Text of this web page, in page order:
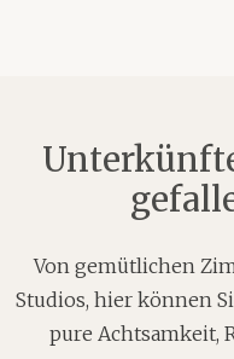
Von gemütlichen
Studios, hier können
pure Achtsamkeit,